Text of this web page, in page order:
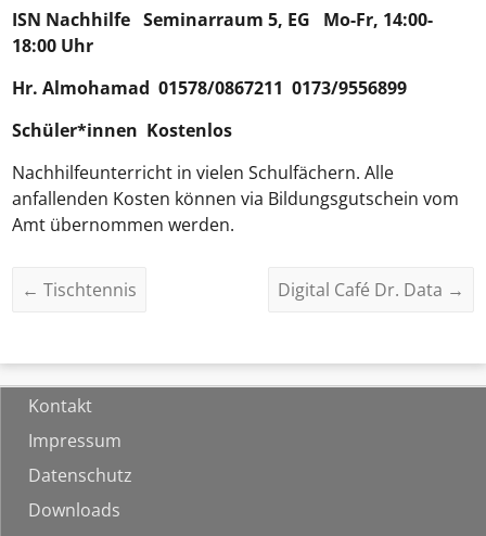
ISN Nachhilfe Seminarraum 5, EG Mo-Fr, 14:00-
18:00 Uhr
Hr.Almohamad 01578/0867211 0173/9556899
Schüler*innen Kostenlos
Nachhilfeunterricht in vielen Schulfächern. Alle
anfallenden Kosten können via Bildungsgutschein vom
Amt übernommen werden.
← Tischtennis Digital Café Dr. Data →
Kontakt
Impressum
Datenschutz
Downloads